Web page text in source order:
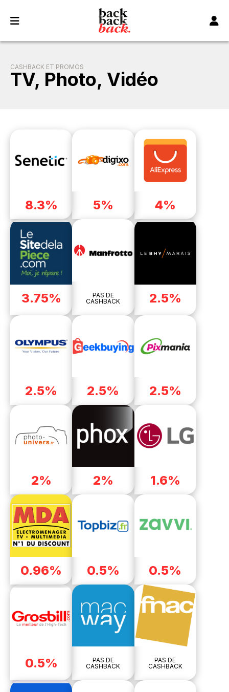
CASHBACK ET PROMOS
TV, Photo, Vidéo
8.3% 5% 4%
3.75%
PAS DE
CASHBACK
2.5%
2.5% 2.5% 2.5%
2% 2% 1.6%
0.96% 0.5% 0.5%
0.5%
PAS DE
CASHBACK
PAS DE
CASHBACK